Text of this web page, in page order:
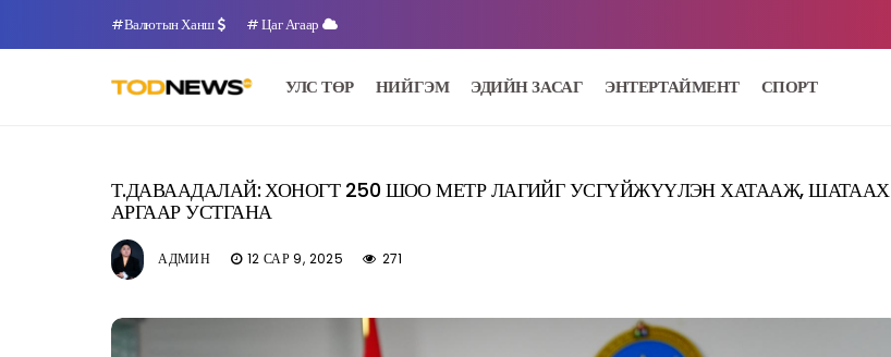
#Валютын Ханш # Цаг Агаар
УЛС ТӨР НИЙГЭМ ЭДИЙН ЗАСАГ ЭНТЕРТАЙМЕНТ СПОРТ
Т.ДАВААДАЛАЙ: ХОНОГТ 250 ШОО МЕТР ЛАГИЙГ УСГҮЙЖҮҮЛЭН ХАТААЖ, ШАТААХ
АРГААР УСТГАНА
АДМИН 12 САР 9, 2025 271